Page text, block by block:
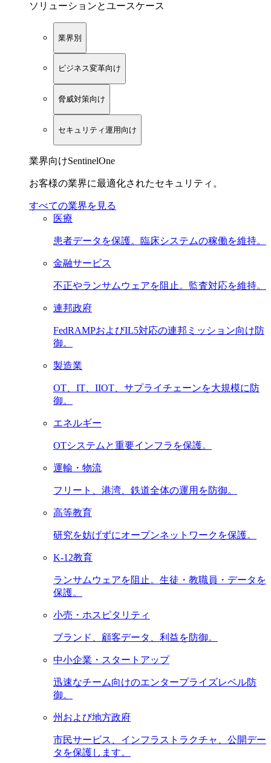
ソリューションとユースケース
業界別
ビジネス変革向け
脅威対策向け
セキュリティ運用向け
業界向けSentinelOne
お客様の業界に最適化されたセキュリティ。
すべての業界を見る
医療
患者データを保護。臨床システムの稼働を維持。
金融サービス
不正やランサムウェアを阻止。監査対応を維持。
連邦政府
FedRAMPおよびIL5対応の連邦ミッション向け防
御。
製造業
OT、IT、IIOT、サプライチェーンを大規模に防
御。
エネルギー
OTシステムと重要インフラを保護。
運輸・物流
フリート、港湾、鉄道全体の運用を防御。
高等教育
研究を妨げずにオープンネットワークを保護。
K-12教育
ランサムウェアを阻止。生徒・教職員・データを
保護。
小売・ホスピタリティ
ブランド、顧客データ、利益を防御。
中小企業・スタートアップ
迅速なチーム向けのエンタープライズレベル防
御。
州および地方政府
市民サービス、インフラストラクチャ、公開デー
タを保護します。